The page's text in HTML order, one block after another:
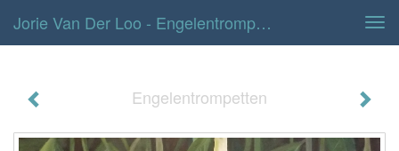
Jorie Van Der Loo - Engelentrompetten
Engelentrompetten